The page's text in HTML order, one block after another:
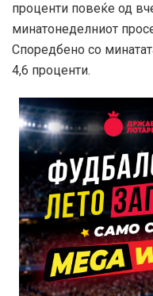
проценти повеќе од
минатонеделниот
Споредбено со
4,6 проценти.